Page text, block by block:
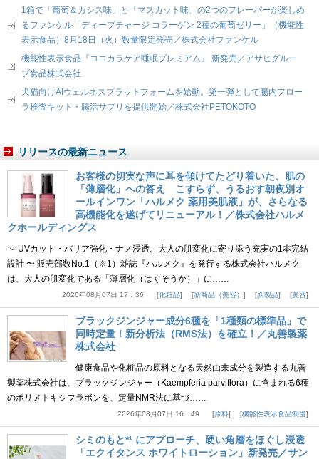
1箱で「葡萄＆カシス味」と「マスカット味」の2つのフレーバーが楽しめ
るファンケル「ディープチャージ コラーゲン 2種の葡萄ゼリー」（機能性
表示食品）8月18日（火）数量限定発売／株式会社ファンケル
機能性表示食品『ココカラケア睡眠プレミアム』 新発売／アサヒグルー
プ食品株式会社
犬猫向けAIウェルネスプラットフォームを始動。第一弾として腸内フロー
ラ検査キット・腸活サプリを提供開始／株式会社PETOKOTO
リリースの最新ニュース
お客様の切実な声に耳を傾けてたどり着いた、肌の
「薄層化」への答え こすらず、うるおす朝夜別オ
ールインワン「ハルメク 薬用美肌液」が、さらなる
高機能化を遂げてリニューアル！／株式会社ハルメ
クホールディングス
～ UVカット・バリア強化・ナノ浸透。大人の肌変化に寄り添う充実の1本完結
設計 〜 販売部数No.1（※1）雑誌『ハルメク』を発行する株式会社ハルメク
は、大人の肌変化である「薄層化（はくそうか）」に……
2026年08月07日 17：36 化粧品 新商品（美容） 新製品 美容
ブラックジンジャー成分6種を「1種類の標準品」で
同時定量！新分析法（RMS法）を確立！／丸善製薬
株式会社
健康食品や化粧品の原料となる天然由来成分を製造する丸善
製薬株式会社は、ブラックジンジャー（Kaempferia parviflora）に含まれる6種
のポリメトキシフラボンを、定量NMR法に基づ……
2026年08月07日 16：49 原料 機能性表示食品制度
シミのもと*¹ にアプローチ、硬い角層をほぐし浸透
「エクイタンス ホワイトローション」新発売／サン